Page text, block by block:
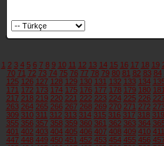
1 2 3 4 5 6 7 8 9 10 11 12 13 14 15 16 17 18 19
70 71 72 73 74 75 76 77 78 79 80 81 82 83 84
125 126 127 128 129 130 131 132 133 134
171 172 173 174 175 176 177 178 179 180 181
217 218 219 220 221 222 223 224 225 226
263 264 265 266 267 268 269 270 271 272
309 310 311 312 313 314 315 316 317 318 319
355 356 357 358 359 360 361 362 363 364
401 402 403 404 405 406 407 408 409 410 411
447 448 449 450 451 452 453 454 455 456